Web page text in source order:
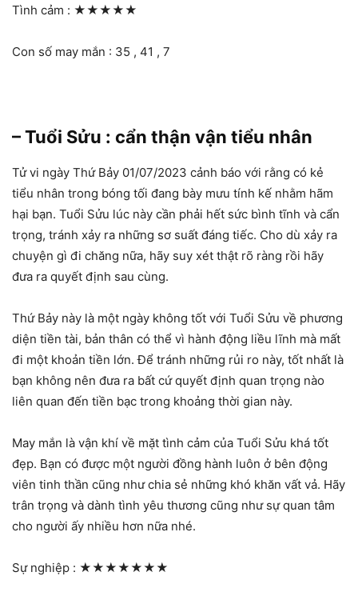
Tình cảm : ★★★★★
Con số may mắn : 35 , 41 , 7
– Tuổi Sửu : cẩn thận vận tiểu nhân
Tử vi ngày Thứ Bảy 01/07/2023 cảnh báo với rằng có kẻ
tiểu nhân trong bóng tối đang bày mưu tính kế nhằm hãm
hại bạn. Tuổi Sửu lúc này cần phải hết sức bình tĩnh và cẩn
trọng, tránh xảy ra những sơ suất đáng tiếc. Cho dù xảy ra
chuyện gì đi chăng nữa, hãy suy xét thật rõ ràng rồi hãy
đưa ra quyết định sau cùng.
Thứ Bảy này là một ngày không tốt với Tuổi Sửu về phương
diện tiền tài, bản thân có thể vì hành động liều lĩnh mà mất
đi một khoản tiền lớn. Để tránh những rủi ro này, tốt nhất là
bạn không nên đưa ra bất cứ quyết định quan trọng nào
liên quan đến tiền bạc trong khoảng thời gian này.
May mắn là vận khí về mặt tình cảm của Tuổi Sửu khá tốt
đẹp. Bạn có được một người đồng hành luôn ở bên động
viên tinh thần cũng như chia sẻ những khó khăn vất vả. Hãy
trân trọng và dành tình yêu thương cũng như sự quan tâm
cho người ấy nhiều hơn nữa nhé.
Sự nghiệp : ★★★★★★★